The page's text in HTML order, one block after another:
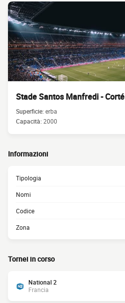
Stade Santos Manfredi - Corté
Superficie:erba
Capacità:2000
Informazioni
Tipologia
Nomi
Codice
Zona
Tornei in corso
National 2
Francia